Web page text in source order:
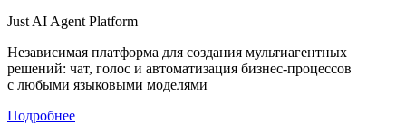
Just AI Agent Platform
Независимая платформа для создания мультиагентных
решений: чат, голос и автоматизация бизнес-процессов
с любыми языковыми моделями
Подробнее